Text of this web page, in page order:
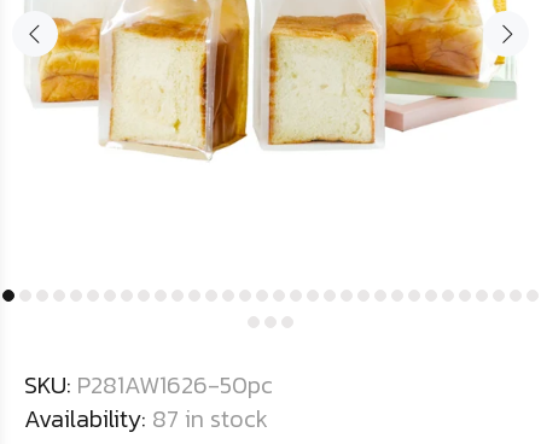
SKU: P281AW1626-50pc
Availability: 87 in stock